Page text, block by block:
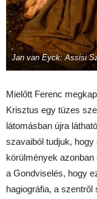
Jan van Eyck: Assisi
Mielőtt Ferenc
Krisztus egy tüzes
látomásban újra
szavaiból tudjuk,
körülmények
a Gondviselés, hogy
hagiográfia, a